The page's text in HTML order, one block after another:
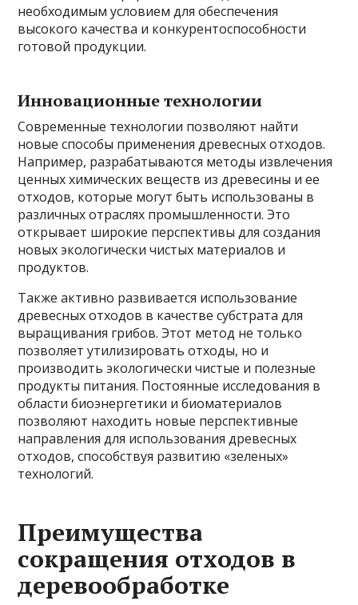
необходимым условием для обеспечения
высокого качества и конкурентоспособности
готовой продукции.
Инновационные технологии
Современные технологии позволяют найти
новые способы применения древесных отходов.
Например, разрабатываются методы извлечения
ценных химических веществ из древесины и ее
отходов, которые могут быть использованы в
различных отраслях промышленности. Это
открывает широкие перспективы для создания
новых экологически чистых материалов и
продуктов.
Также активно развивается использование
древесных отходов в качестве субстрата для
выращивания грибов. Этот метод не только
позволяет утилизировать отходы, но и
производить экологически чистые и полезные
продукты питания. Постоянные исследования в
области биоэнергетики и биоматериалов
позволяют находить новые перспективные
направления для использования древесных
отходов, способствуя развитию «зеленых»
технологий.
Преимущества
сокращения отходов в
деревообработке